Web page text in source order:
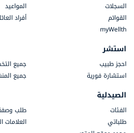
السجلات
المواعيد
القوائم
أفراد
myWellth
استشر
احجز طبيب
جميع
استشارة فورية
جميع
الصيدلية
الفئات
طلب
طلباتي
العلامات